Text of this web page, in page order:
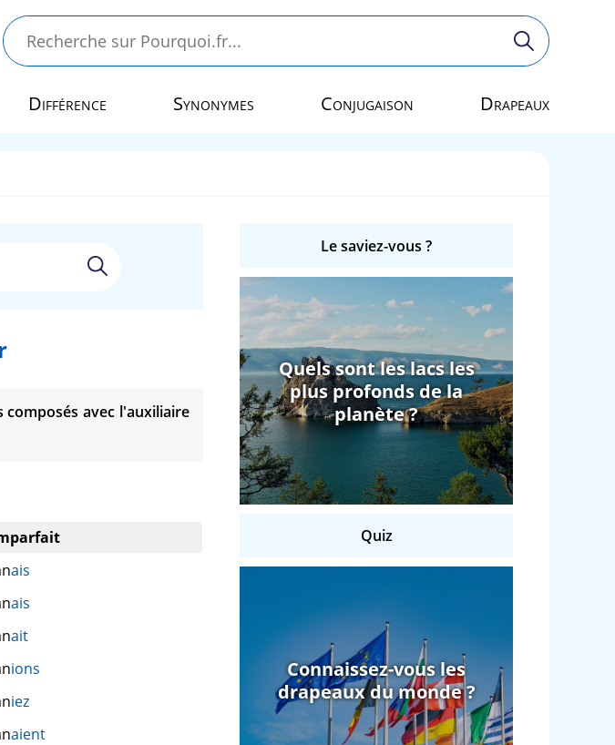
Différence Synonymes Conjugaison Drapeaux
avec l'auxiliaire
ais
ais
ait
ions
iez
aient
Le saviez-vous ?
Quels sont les lacs les
plus profonds de la
planète ?
Quiz
Connaissez-vous les
drapeaux du monde ?